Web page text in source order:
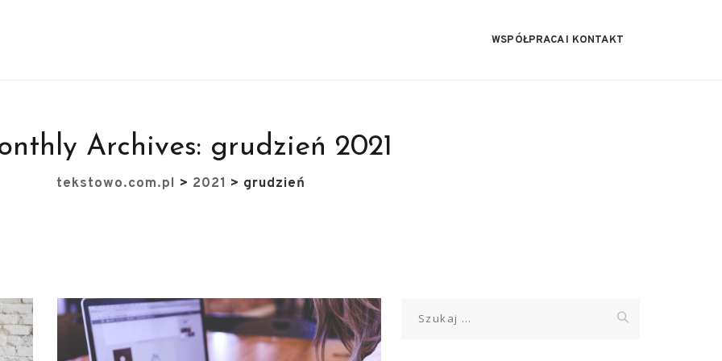
WSPÓŁPRACA I KONTAKT
Archives: grudzień 2021
tekstowo.com.pl > 2021 > grudzień